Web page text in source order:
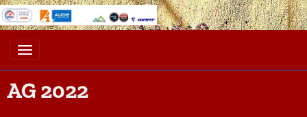
AG 2022